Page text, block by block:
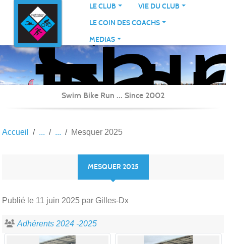
LE CLUB
VIE DU CLUB
LE COIN DES COACHS
MEDIAS
Swim Bike Run ... Since 2002
Accueil Mesquer 2025
MESQUER 2025
Publié le 11 juin 2025 par Gilles-Dx
Adhérents 2024 -2025
Panneau de gestion des cookies